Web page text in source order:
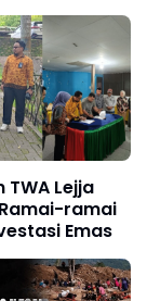
Yang
PT.
Tidak
Mampu
Situasi
Lejja
ramai
Emas